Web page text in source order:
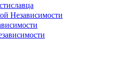
Независимости